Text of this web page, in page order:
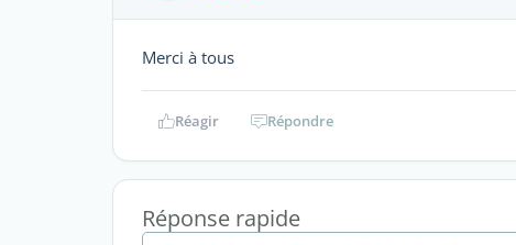
Merci à tous
Réagir Répondre
Réponse rapide